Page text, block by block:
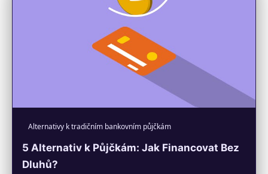
Alternativy k tradičním bankovním půjčkám
5 Alternativ k Půjčkám: Jak Financovat Bez
Dluhů?